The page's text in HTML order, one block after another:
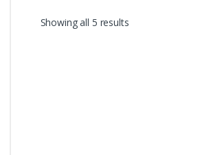
Showing all 5 results